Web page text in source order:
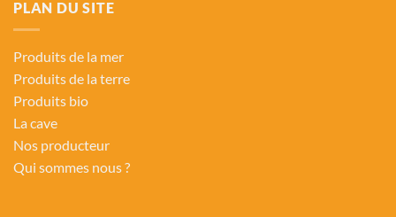
PLAN DU SITE
Produits de la mer
Produits de la terre
Produits bio
La cave
Nos producteur
Qui sommes nous ?